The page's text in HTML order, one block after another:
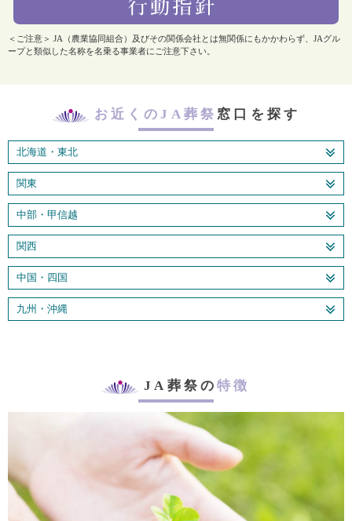
＜ご注意＞ JA（農業協同組合）及びその関係会社とは無関係にもかかわらず、JAグル
ープと類似した名称を名乗る事業者にご注意下さい。
お近くのJA葬祭 窓口を探す
北海道・東北
関東
中部・甲信越
関西
中国・四国
九州・沖縄
JA葬祭の特徴